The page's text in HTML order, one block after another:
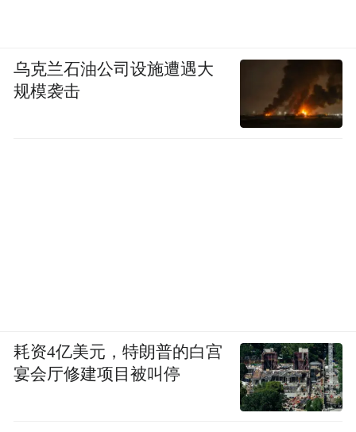
乌克兰石油公司设施遭遇大
规模袭击
耗资4亿美元，特朗普的白宫
宴会厅修建项目被叫停